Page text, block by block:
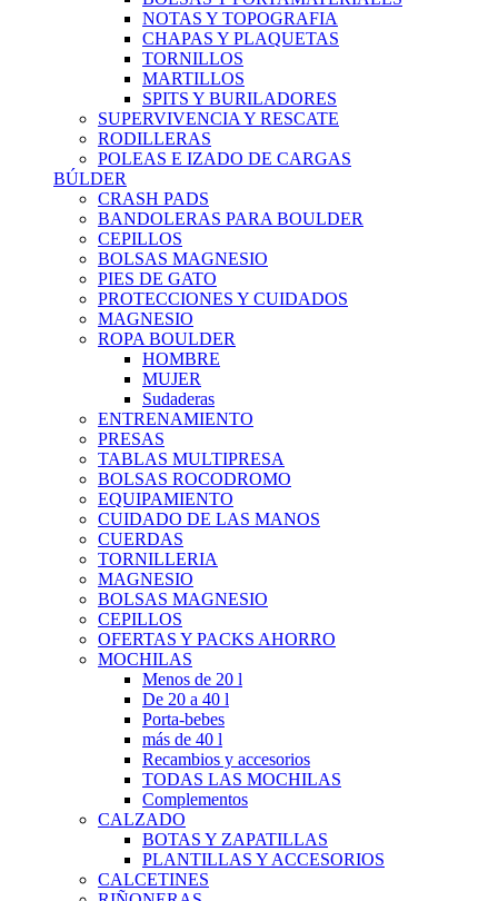
NOTAS Y TOPOGRAFIA
CHAPAS Y PLAQUETAS
TORNILLOS
MARTILLOS
SPITS Y BURILADORES
SUPERVIVENCIA Y RESCATE
RODILLERAS
POLEAS E IZADO DE CARGAS
BÚLDER
CRASH PADS
BANDOLERAS PARA BOULDER
CEPILLOS
BOLSAS MAGNESIO
PIES DE GATO
PROTECCIONES Y CUIDADOS
MAGNESIO
ROPA BOULDER
HOMBRE
MUJER
Sudaderas
ENTRENAMIENTO
PRESAS
TABLAS MULTIPRESA
BOLSAS ROCODROMO
EQUIPAMIENTO
CUIDADO DE LAS MANOS
CUERDAS
TORNILLERIA
MAGNESIO
BOLSAS MAGNESIO
CEPILLOS
OFERTAS Y PACKS AHORRO
MOCHILAS
Menos de 20 l
De 20 a 40 l
Porta-bebes
más de 40 l
Recambios y accesorios
TODAS LAS MOCHILAS
Complementos
CALZADO
BOTAS Y ZAPATILLAS
PLANTILLAS Y ACCESORIOS
CALCETINES